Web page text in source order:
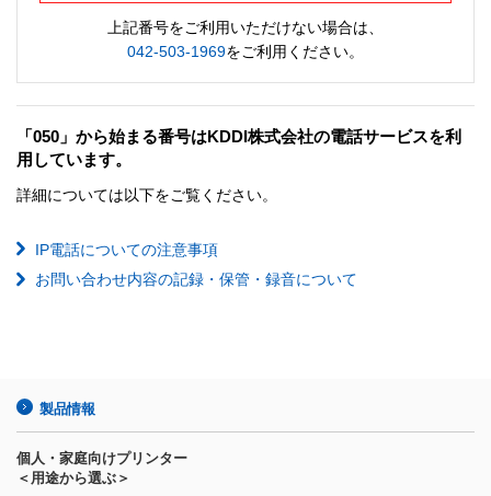
上記番号をご利用いただけない場合は、
042-503-1969をご利用ください。
「050」から始まる番号はKDDI株式会社の電話サービスを利
用しています。
詳細については以下をご覧ください。
IP電話についての注意事項
お問い合わせ内容の記録・保管・録音について
製品情報
個人・家庭向けプリンター
＜用途から選ぶ＞